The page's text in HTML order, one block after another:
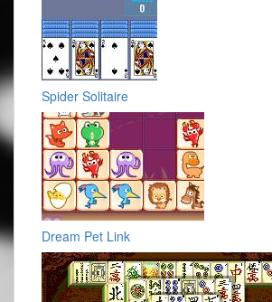
Spider Solitaire
Dream Pet Link